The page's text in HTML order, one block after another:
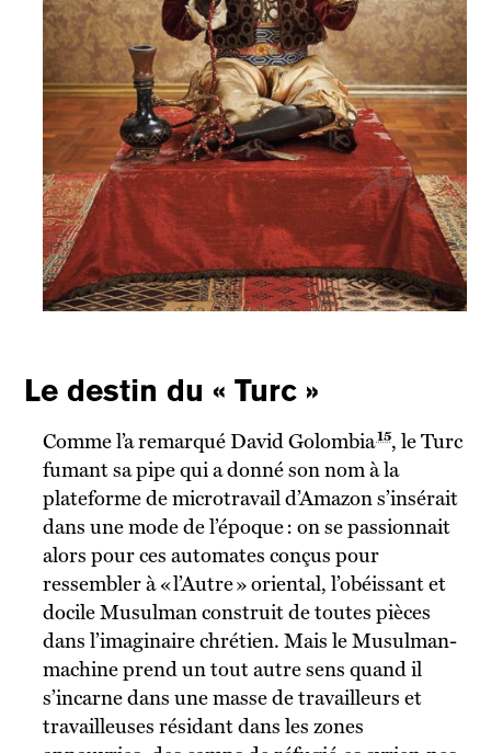
Le destin du « Turc »
Comme l’a remarqué David Golombia15, le Turc
fumant sa pipe qui a donné son nom à la
plateforme de microtravail d’Amazon s’insérait
dans une mode de l’époque : on se passionnait
alors pour ces automates conçus pour
ressembler à « l’Autre » oriental, l’obéissant et
docile Musulman construit de toutes pièces
dans l’imaginaire chrétien. Mais le Musulman-
machine prend un tout autre sens quand il
s’incarne dans une masse de travailleurs et
travailleuses résidant dans les zones